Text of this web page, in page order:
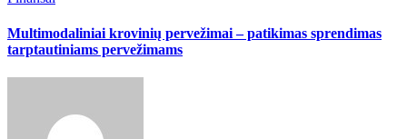
Multimodaliniai krovinių pervežimai – patikimas sprendimas
tarptautiniams pervežimams